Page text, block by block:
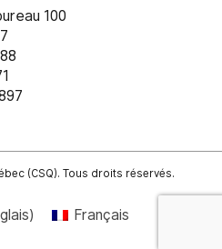
100
(CSQ). Tous droits réservés.
) Français